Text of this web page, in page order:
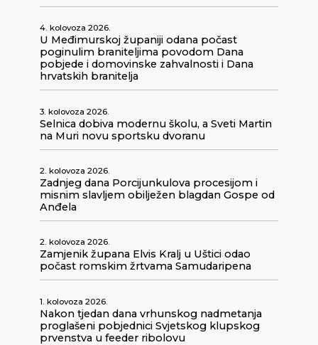
4. kolovoza 2026.
U Međimurskoj županiji odana počast
poginulim braniteljima povodom Dana
pobjede i domovinske zahvalnosti i Dana
hrvatskih branitelja
3. kolovoza 2026.
Selnica dobiva modernu školu, a Sveti Martin
na Muri novu sportsku dvoranu
2. kolovoza 2026.
Zadnjeg dana Porcijunkulova procesijom i
misnim slavljem obilježen blagdan Gospe od
Anđela
2. kolovoza 2026.
Zamjenik župana Elvis Kralj u Uštici odao
počast romskim žrtvama Samudaripena
1. kolovoza 2026.
Nakon tjedan dana vrhunskog nadmetanja
proglašeni pobjednici Svjetskog klupskog
prvenstva u feeder ribolovu